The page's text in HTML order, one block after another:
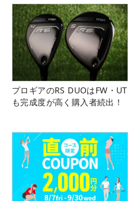
プロギアのRS DUOはFW・UT
も完成度が高く購入者続出！